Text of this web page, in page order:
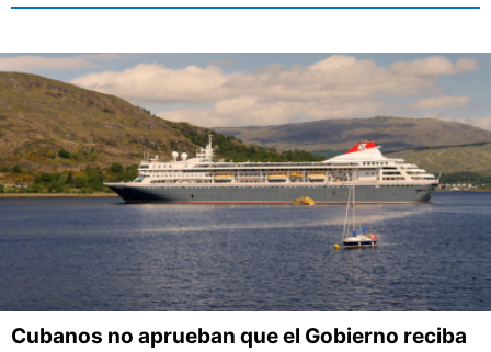
Cubanos no aprueban que el Gobierno reciba